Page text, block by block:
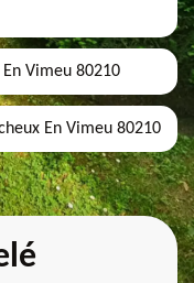
Vimeu 80210
En Vimeu 80210